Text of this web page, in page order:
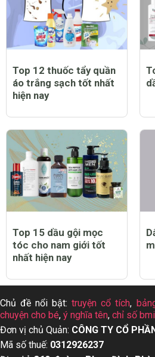
Top 12 thuốc tẩy quần
áo trắng sạch tốt nhất
hiện nay
Top 15 dầu gội mọc
tóc cho nam giới tốt
nhất hiện nay
Chủ đề nổi bật:truyện cổ tích,
chuyện cho bé, ý nghĩa tên, chỉ số bmi
Đơn vị chủ Quản: CÔNG TY CỔ
Mã số thuế: 0312926237